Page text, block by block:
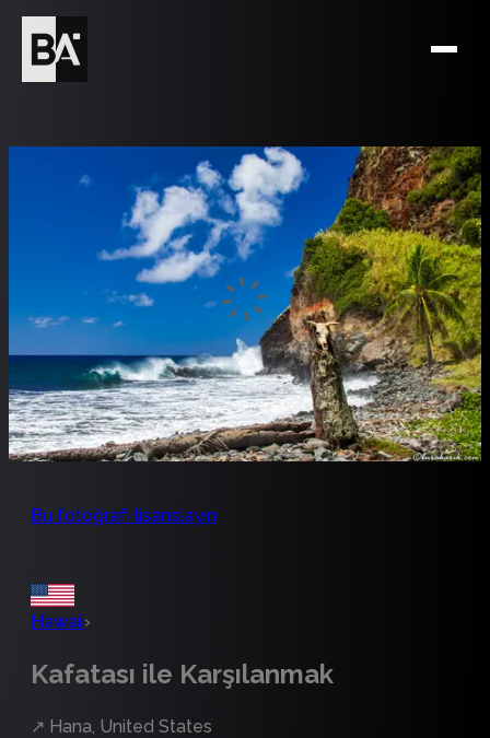
Bu fotoğrafı lisanslayın
Hawaii›
Kafatası ile Karşılanmak
↗ Hana, United States